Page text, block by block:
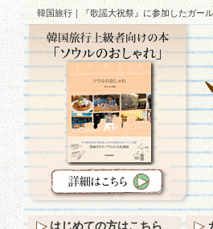
韓国旅行｜『歌謡大祝祭』に参加したガー
はじめての方はこちら